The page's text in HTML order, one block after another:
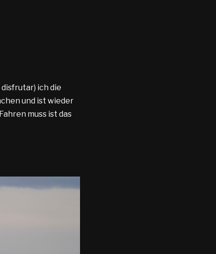
ich die
und ist wieder
muss ist das